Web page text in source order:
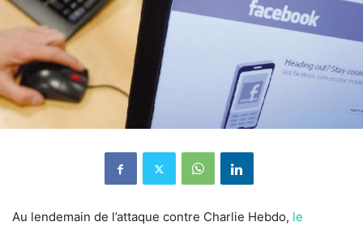
Au lendemain de l’attaque contre Charlie Hebdo, le